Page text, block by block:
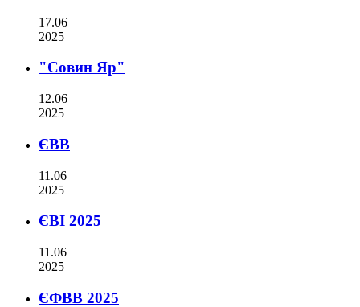
17.06
2025
"Совин Яр"
12.06
2025
ЄВВ
11.06
2025
ЄВІ 2025
11.06
2025
ЄФВВ 2025